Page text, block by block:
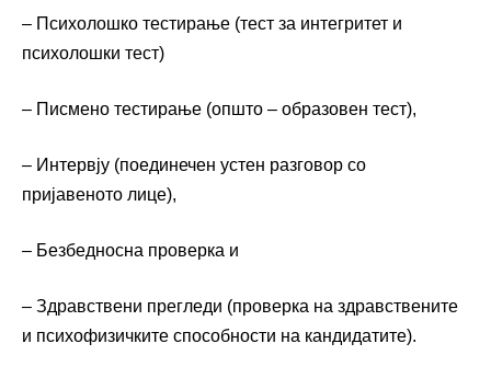
– Психолошко тестирање (тест за интегритет и
психолошки тест)
– Писмено тестирање (општо – образовен тест),
– Интервју (поединечен устен разговор со
пријавеното лице),
– Безбедносна проверка и
– Здравствени прегледи (проверка на здравствените
и психофизичките способности на кандидатите).